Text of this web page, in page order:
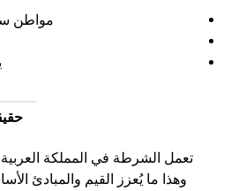
مواطن
تعمل الشرطة في المملكة
وهذا ما يُعزز القيم والمبادئ